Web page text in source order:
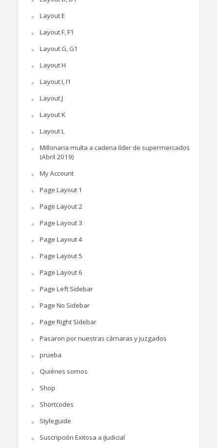
Layout E
Layout F, F1
Layout G, G1
Layout H
Layout I, I1
Layout J
Layout K
Layout L
Millonaria multa a cadena líder de supermercados
(Abril 2019)
My Account
Page Layout 1
Page Layout 2
Page Layout 3
Page Layout 4
Page Layout 5
Page Layout 6
Page Left Sidebar
Page No Sidebar
Page Right Sidebar
Pasaron por nuestras cámaras y juzgados
prueba
Quiénes somos
Shop
Shortcodes
Styleguide
Suscripción Exitosa a iJudicial